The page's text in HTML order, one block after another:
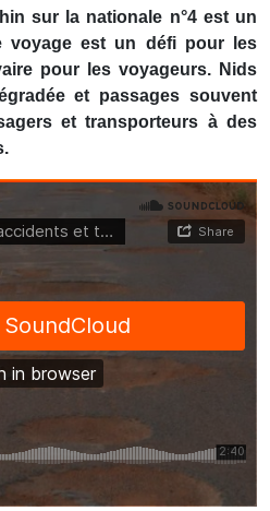
sur la nationale n°4 est un
voyage est un défi pour les
pour les voyageurs. Nids
et passages souvent
et transporteurs à des